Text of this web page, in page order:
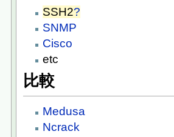
SSH2?
SNMP
Cisco
etc
比較
Medusa
Ncrack